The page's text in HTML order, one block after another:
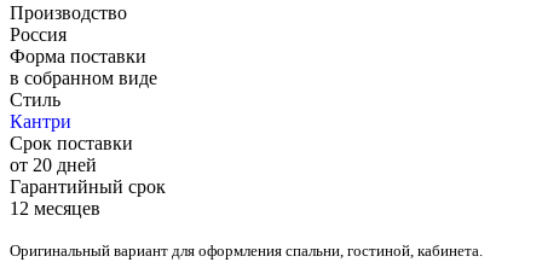
Производство
Россия
Форма поставки
в собранном виде
Стиль
Кантри
Срок поставки
от 20 дней
Гарантийный срок
12 месяцев
Оригинальный вариант для оформления спальни, гостиной, кабинета.